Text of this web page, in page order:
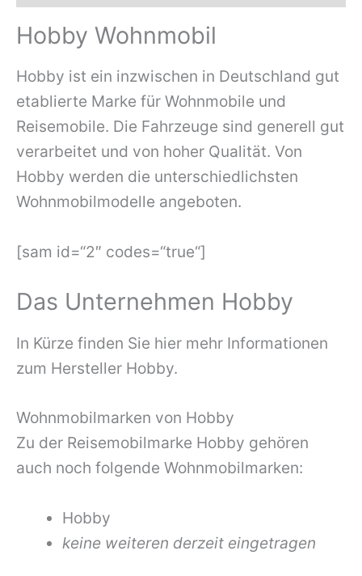
Hobby Wohnmobil
Hobby ist ein inzwischen in Deutschland gut
etablierte Marke für Wohnmobile und
Reisemobile. Die Fahrzeuge sind generell gut
verarbeitet und von hoher Qualität. Von
Hobby werden die unterschiedlichsten
Wohnmobilmodelle angeboten.
[sam id=“2″ codes=“true“]
Das Unternehmen Hobby
In Kürze finden Sie hier mehr Informationen
zum Hersteller Hobby.
Wohnmobilmarken von Hobby
Zu der Reisemobilmarke Hobby gehören
auch noch folgende Wohnmobilmarken:
Hobby
keine weiteren derzeit eingetragen